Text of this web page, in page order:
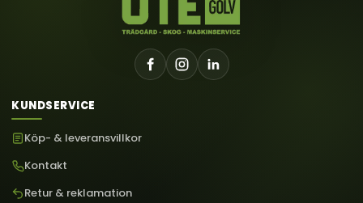
KUNDSERVICE
Köp- & leveransvillkor
Kontakt
Retur & reklamation